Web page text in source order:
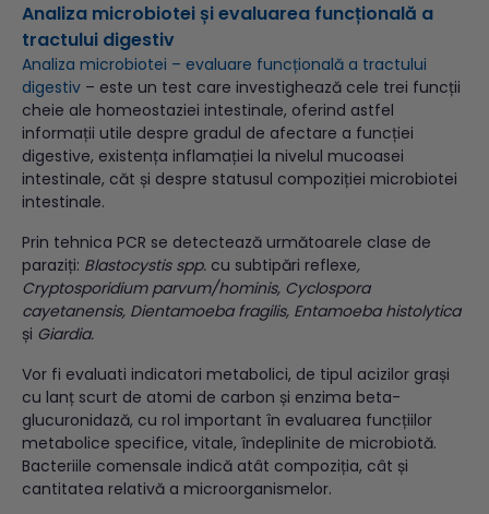
Analiza microbiotei și evaluarea funcțională a
tractului digestiv
Analiza microbiotei – evaluare funcțională a tractului
digestiv – este un test care investighează cele trei funcții
cheie ale homeostaziei intestinale, oferind astfel
informații utile despre gradul de afectare a funcției
digestive, existența inflamației la nivelul mucoasei
intestinale, căt și despre statusul compoziției microbiotei
intestinale.
Prin tehnica PCR se detectează următoarele clase de
paraziți: Blastocystis spp. cu subtipări reflexe,
Cryptosporidium parvum/hominis, Cyclospora
cayetanensis, Dientamoeba fragilis, Entamoeba histolytica
și Giardia.
Vor fi evaluati indicatori metabolici, de tipul acizilor grași
cu lanț scurt de atomi de carbon și enzima beta-
glucuronidază, cu rol important în evaluarea funcțiilor
metabolice specifice, vitale, îndeplinite de microbiotă.
Bacteriile comensale indică atât compoziția, cât și
cantitatea relativă a microorganismelor.